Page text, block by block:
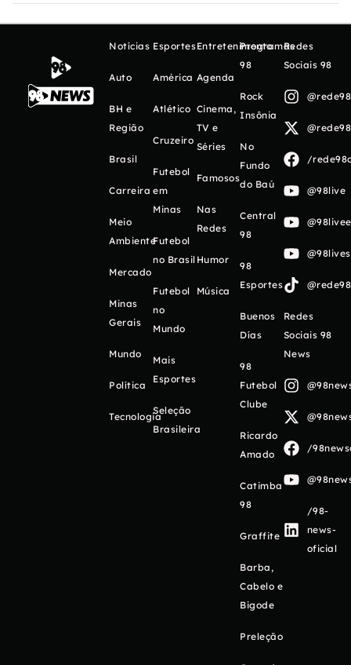
Notícias
Auto
BH e
Região
Brasil
Carreira
Meio
Ambiente
Mercado
Minas
Gerais
Mundo
Política
Tecnologia
Esportes
América
Atlético
Cruzeiro
Futebol
em
Minas
Futebol
no Brasil
Futebol
no
Mundo
Mais
Esportes
Seleção
Brasileira
Entretenimento
Agenda
Cinema,
TV e
Séries
Famosos
Nas
Redes
Humor
Música
Programas
98
Rock
Insônia
No
Fundo
do Baú
Central
98
98
Esportes
Buenos
Días
98
Futebol
Clube
Ricardo
Amado
Catimba
98
Graffite
Barba,
Cabelo e
Bigode
Preleção
Redes
Sociais 98
/
@98live
Redes
Sociais 98
News
/
/98-
news-
oficial